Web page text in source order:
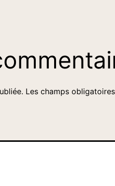
Les champs